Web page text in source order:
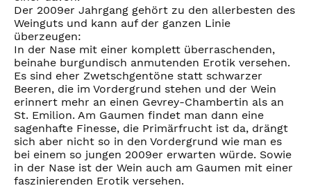
Der 2009er Jahrgang gehört zu den allerbesten des
Weinguts und kann auf der ganzen Linie
überzeugen:
In der Nase mit einer komplett überraschenden,
beinahe burgundisch anmutenden Erotik versehen.
Es sind eher Zwetschgentöne statt schwarzer
Beeren, die im Vordergrund stehen und der Wein
erinnert mehr an einen Gevrey-Chambertin als an
St. Emilion. Am Gaumen findet man dann eine
sagenhafte Finesse, die Primärfrucht ist da, drängt
sich aber nicht so in den Vordergrund wie man es
bei einem so jungen 2009er erwarten würde. Sowie
in der Nase ist der Wein auch am Gaumen mit einer
faszinierenden Erotik versehen.